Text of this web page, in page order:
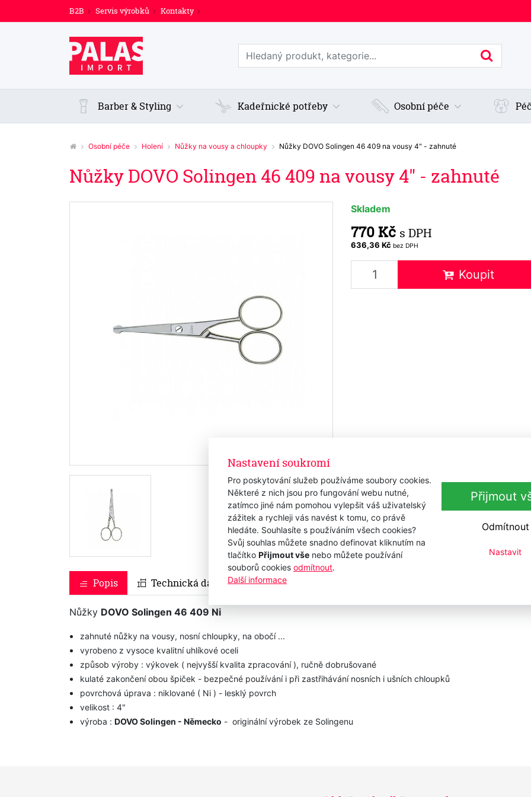
Nastavení soukromí
Pro poskytování služeb používáme soubory cookies.
Některé z nich jsou pro fungování webu nutné,
zatímco jiné nám pomohou vylepšit váš uživatelský
zážitek a rychleji vás navést k tomu, co právě
hledáte. Souhlasíte s používáním všech cookies?
Svůj souhlas můžete snadno definovat kliknutím na
tlačítko Přijmout vše nebo můžete používání
souborů cookies odmítnout.
Další informace
Přijmout
Odmítnout
Nastavit
B2B Servis výrobků Kontakty
Prohledat web
Barber & Styling Kadeřnické potřeby Osobní péče
Osobní péče Holení Nůžky na vousy a chloupky Nůžky DOVO Solingen 46 409 na vousy 4" - zahnuté
Nůžky DOVO Solingen 46 409 na vousy 4" - zahnuté
Skladem
770 Kč s DPH
636,36 Kč bez DPH
Koupit
Popis Technická data
Nůžky DOVO Solingen 46 409 Ni
zahnuté nůžky na vousy, nosní chloupky, na obočí ...
vyrobeno z vysoce kvalitní uhlíkové oceli
způsob výroby : výkovek ( nejvyšší kvalita zpracování ), ručně dobrušované
kulaté zakončení obou špiček - bezpečné používání i při zastřihávání nosních i ušních chloupků
povrchová úprava : niklované ( Ni ) - lesklý povrch
velikost : 4"
výroba : DOVO Solingen - Německo - originální výrobek ze Solingenu